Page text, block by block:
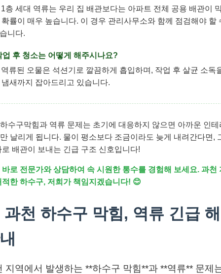
층 세대 역류는 우리 집 배관보다는 아파트 전체 공용 배관이
확률이 매우 높습니다. 이 경우 관리사무소와 함께 점검해야 할
니다.
업 후 청소는 어떻게 해주시나요?
류된 오물은 석션기로 깔끔하게 흡입하며, 작업 후 살균 소독
냄새까지 잡아드리고 있습니다.
수구막힘과 역류 문제는 초기에 대응하지 않으면 아까운 인테
날리게 됩니다. 물이 평소보다 조금이라도 늦게 내려간다면,
로 배관이 보내는 긴급 구조 신호입니다!
바로 전문가와 상담하여 속 시원한 통수를 경험해 보세요. 과천
적한 하수구, 저희가 책임지겠습니다! 😊
과천 하수구 막힘, 역류 긴급
지역에서 발생하는 **하수구 막힘**과 **역류** 문제